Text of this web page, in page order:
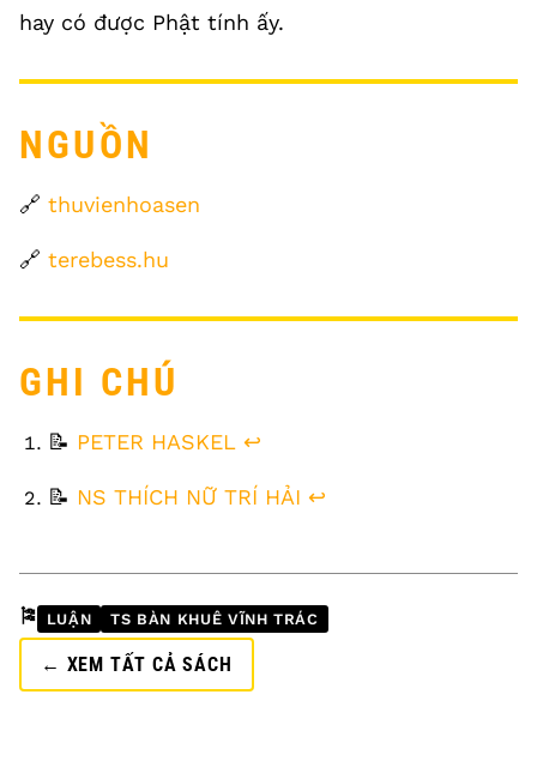
hay có được Phật tính ấy.
NGUỒN
🔗 thuvienhoasen
🔗 terebess.hu
GHI CHÚ
FOOTNOTES
📝 PETER HASKEL ↩
📝 NS THÍCH NỮ TRÍ HẢI ↩
🎏 LUẬN TS BÀN KHUÊ VĨNH TRÁC
← XEM TẤT CẢ SÁCH